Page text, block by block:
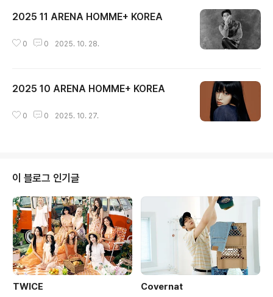
2025 11 ARENA HOMME+ KOREA
0 0 2025. 10. 28.
2025 10 ARENA HOMME+ KOREA
0 0 2025. 10. 27.
이 블로그 인기글
TWICE Covernat